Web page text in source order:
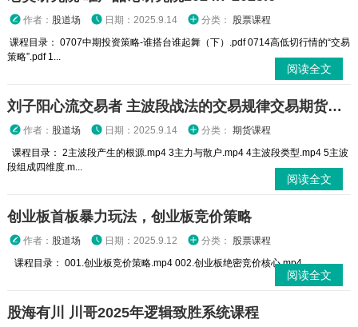
作者： 股道场 日期：2025.9.14 分类： 股票课程
课程目录： 0707中期投资策略-谁搭台谁起舞（下）.pdf 0714高低切行情的“交易
策略”.pdf 1...
阅读全文
刘子阳心流交易者 主波段战法的交易规律交易期货课程
作者： 股道场 日期：2025.9.14 分类： 期货课程
课程目录： 2主波段产生的根源.mp4 3主力与散户.mp4 4主波段类型.mp4 5主波
段组成四维度.m...
阅读全文
创业板首板暴力玩法，创业板竞价策略
作者： 股道场 日期：2025.9.12 分类： 股票课程
课程目录： 001.创业板竞价策略.mp4 002.创业板绝密竞价核心.mp4 ...
阅读全文
股海有川 川哥2025年逻辑致胜系统课程